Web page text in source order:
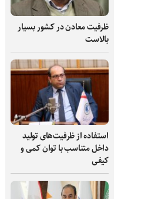
ظرفیت‌ معادن در کشور بسیار
بالاست
استفاده از ظرفیت‌های تولید
داخل متناسب با توان کمی و
کیفی